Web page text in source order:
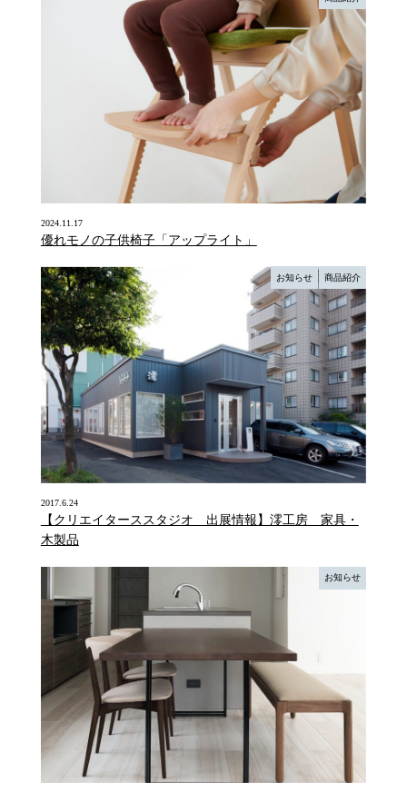
2024.11.17
優れモノの子供椅子「アップライト」
お知らせ 商品紹介
2017.6.24
【クリエイターススタジオ 出展情報】澪工房 家具・
木製品
お知らせ